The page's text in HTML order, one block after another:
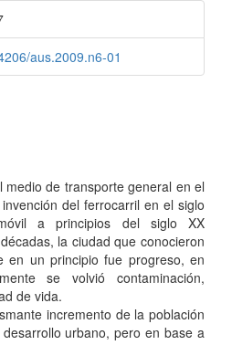
aus.2009.n6-01
medio de transporte general en el
del ferrocarril en el siglo
a principios del siglo XX
la ciudad que conocieron
en un principio fue progreso, en
se volvió contaminación,
de vida.
incremento de la población
urbano, pero en base a